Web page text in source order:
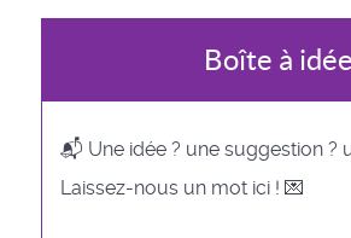
Boîte à
📬 Une idée ? une suggestion ?
Laissez-nous un mot ici ! 💌